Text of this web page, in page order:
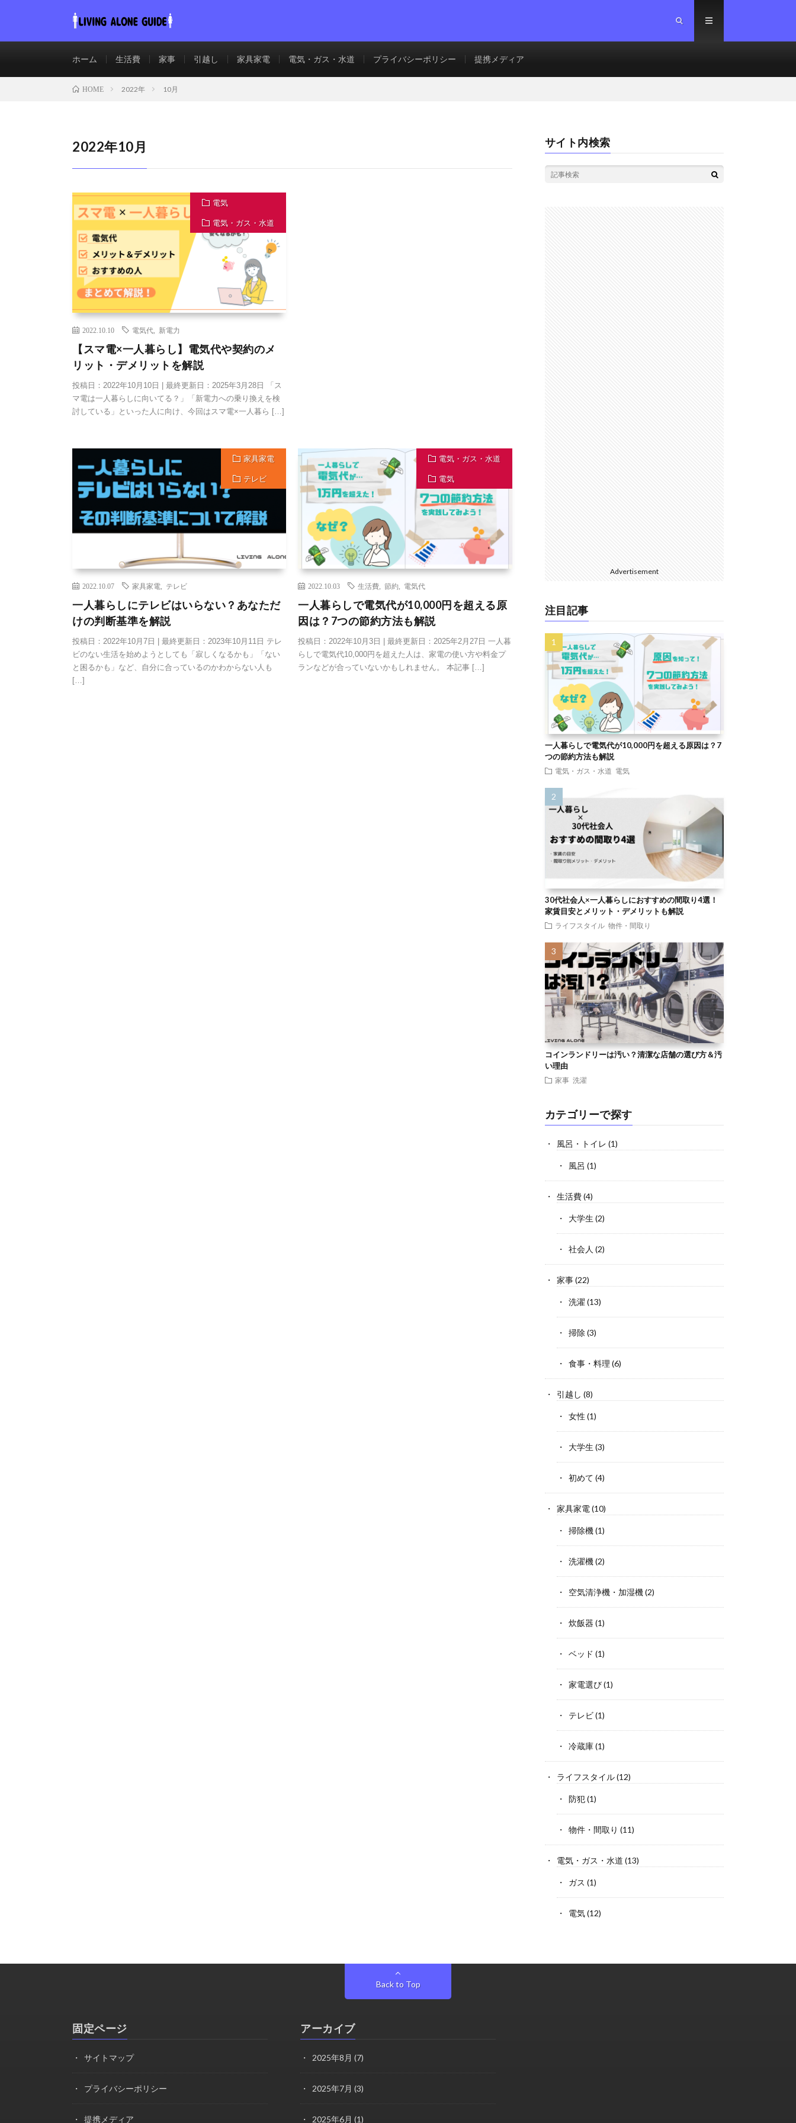
ホーム 生活費 家事 引越し 家具家電 電気・ガス・水道 プライバシーポリシー 提携メディア
HOME 2022年 10月
2022年10月
電気
電気・ガス・水道
2022.10.10 電気代 新電力
【スマ電×一人暮らし】電気代や契約のメ
リット・デメリットを解説
投稿日：2022年10月10日 | 最終更新日：2025年3月28日 「ス
マ電は一人暮らしに向いてる？」「新電力への乗り換えを検
討している」といった人に向け、今回はスマ電×一人暮ら […]
家具家電
テレビ
2022.10.07 家具家電 テレビ
一人暮らしにテレビはいらない？あなただ
けの判断基準を解説
投稿日：2022年10月7日 | 最終更新日：2023年10月11日 テレ
ビのない生活を始めようとしても「寂しくなるかも」「ない
と困るかも」など、自分に合っているのかわからない人も
[…]
電気・ガス・水道
電気
2022.10.03 生活費 ,節約 電気代
一人暮らしで電気代が10,000円を超える原
因は？7つの節約方法も解説
投稿日：2022年10月3日 | 最終更新日：2025年2月27日 一人暮
らしで電気代10,000円を超えた人は、家電の使い方や料金プ
ランなどが合っていないかもしれません。 本記事 […]
サイト内検索
Advertisement
注目記事
一人暮らしで電気代が10,000円を超える原因は？7
つの節約方法も解説
電気・ガス・水道 電気
30代社会人×一人暮らしにおすすめの間取り4選！
家賃目安とメリット・デメリットも解説
ライフスタイル 物件・間取り
コインランドリーは汚い？清潔な店舗の選び方＆汚
い理由
家事 洗濯
カテゴリーで探す
風呂・トイレ (1)
風呂 (1)
生活費(4)
大学生 (2)
社会人 (2)
家事(22)
洗濯 (13)
掃除 (3)
食事・料理 (6)
引越し (8)
女性 (1)
大学生 (3)
初めて (4)
家具家電(10)
掃除機(1)
洗濯機(2)
空気清浄機・加湿機(2)
炊飯器 (1)
ベッド (1)
家電選び(1)
テレビ(1)
冷蔵庫(1)
ライフスタイル(12)
防犯(1)
物件・間取り (11)
電気・ガス・水道 (13)
ガス (1)
電気(12)
Back to Top
固定ページ
サイトマップ
プライバシーポリシー
提携メディア
アーカイブ
2025年8月 (7)
2025年7月 (3)
2025年6月 (1)